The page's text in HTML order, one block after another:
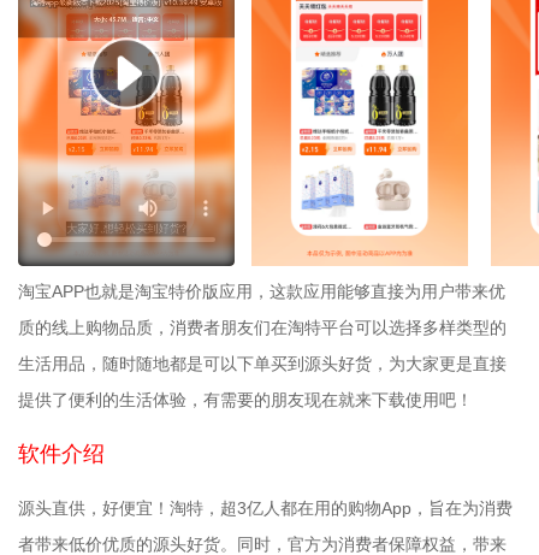
淘宝APP也就是淘宝特价版应用，这款应用能够直接为用户带来优
质的线上购物品质，消费者朋友们在淘特平台可以选择多样类型的
生活用品，随时随地都是可以下单买到源头好货，为大家更是直接
提供了便利的生活体验，有需要的朋友现在就来下载使用吧！
软件介绍
源头直供，好便宜！淘特，超3亿人都在用的购物App，旨在为消费
者带来低价优质的源头好货。同时，官方为消费者保障权益，带来